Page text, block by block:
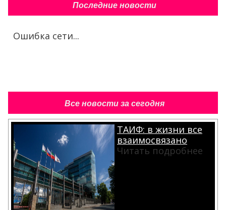
Последние новости
Ошибка сети...
Все новости за сегодня
ТАИФ: в жизни все
взаимосвязано
Читать подробнее